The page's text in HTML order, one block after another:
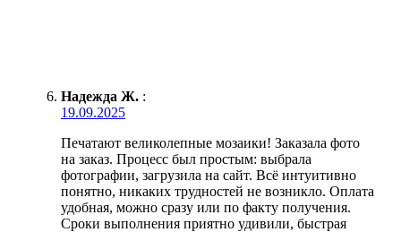
Надежда Ж. :
19.09.2025
Печатают великолепные мозаики! Заказала фото
на заказ. Процесс был простым: выбрала
фотографии, загрузила на сайт. Всё интуитивно
понятно, никаких трудностей не возникло. Оплата
удобная, можно сразу или по факту получения.
Сроки выполнения приятно удивили, быстрая